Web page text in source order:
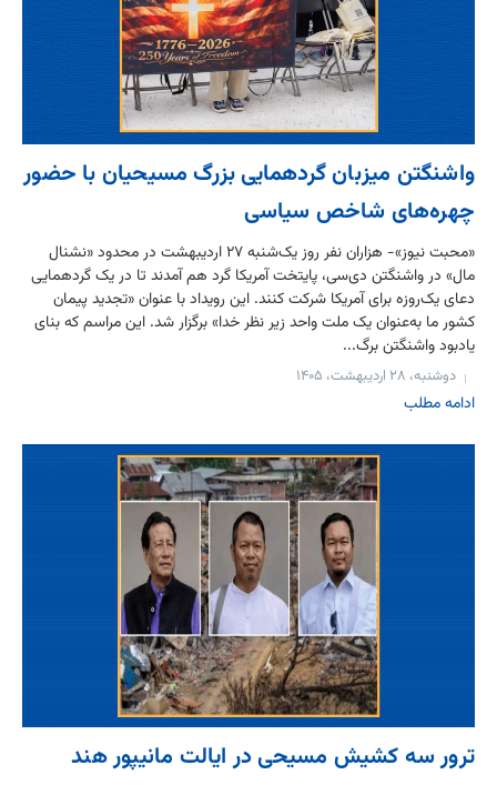
واشنگتن میزبان گردهمایی بزرگ مسیحیان با حضور
چهره‌های شاخص سیاسی
«محبت نیوز»- هزاران نفر روز یک‌شنبه ۲۷ اردیبهشت در محدود «نشنال
مال» در واشنگتن دی‌سی، پایتخت آمریکا گرد هم آمدند تا در یک گردهمایی
دعای یک‌روزه برای آمریکا شرکت کنند. این رویداد با عنوان «تجدید پیمان
کشور ما به‌عنوان یک ملت واحد زیر نظر خدا» برگزار شد. این مراسم که بنای
یادبود واشنگتن برگ...
دوشنبه، ۲۸ اردیبهشت، ۱۴۰۵
ادامه مطلب
ترور سه کشیش مسیحی در ایالت مانیپور هند